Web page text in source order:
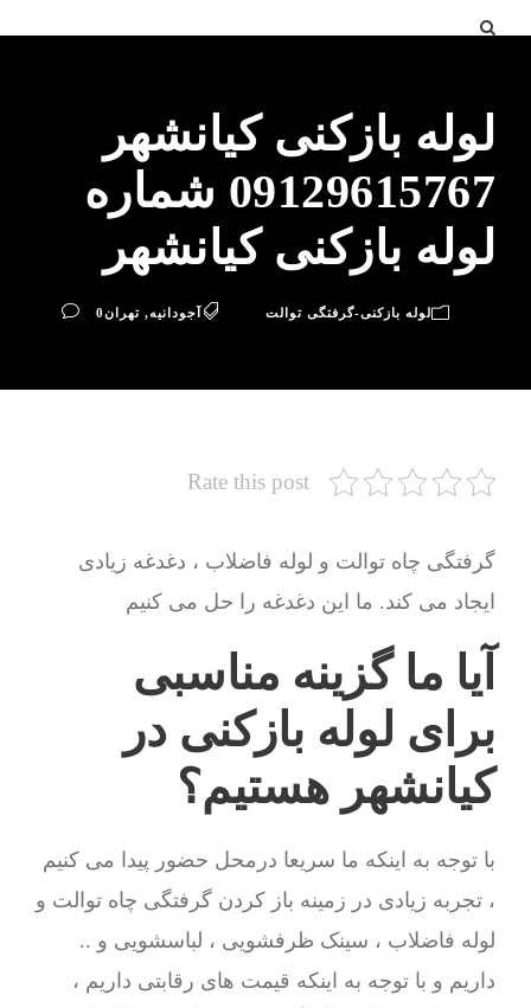
لوله بازکنی کیانشهر
09129615767 شماره
لوله بازکنی کیانشهر
لوله بازکنی-گرفتگی توالت آجودانیه, تهران0
Rate this post
گرفتگی چاه توالت و لوله فاضلاب ، دغدغه زیادی
ایجاد می کند. ما این دغدغه را حل می کنیم
آیا ما گزینه مناسبی
برای لوله بازکنی در
کیانشهر هستیم؟
با توجه به اینکه ما سریعا درمحل حضور پیدا می کنیم
، تجربه زیادی در زمینه باز کردن گرفتگی چاه توالت و
لوله فاضلاب ، سینک ظرفشویی ، لباسشویی و ..
داریم و با توجه به اینکه قیمت های رقابتی داریم ،